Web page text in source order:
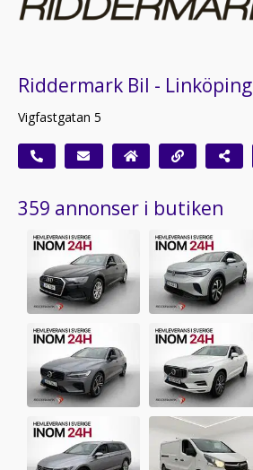
Riddermark Bil - Linköping
Vigfastgatan 5
359 annonser i butiken